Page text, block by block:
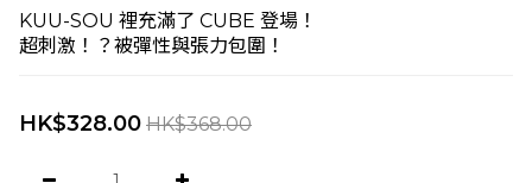
KUU-SOU 裡充滿了 CUBE 登場！
超刺激！？被彈性與張力包圍！
HK$328.00 HK$368.00